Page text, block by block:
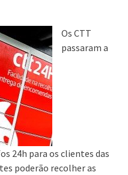
Os CTT
passaram a
24h para os clientes das
poderão recolher as